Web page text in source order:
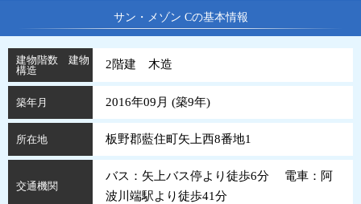
サン・メゾン Cの基本情報
建物階数 建物
構造
2階建 木造
築年月 2016年09月 (築9年)
所在地 板野郡藍住町矢上西8番地1
交通機関
バス：矢上バス停より徒歩6分 電車：阿
波川端駅より徒歩41分